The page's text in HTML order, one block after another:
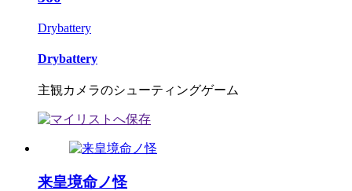
Drybattery
Drybattery
主観カメラのシューティングゲーム
来皇境命ノ怪